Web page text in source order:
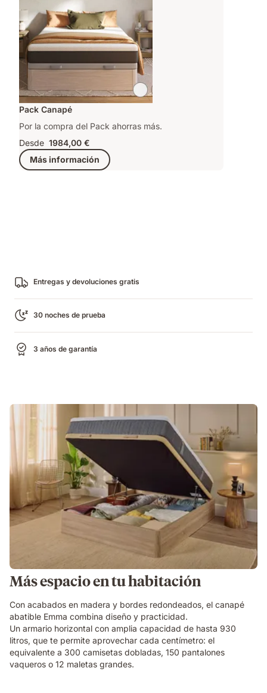
Pack Canapé
Por la compra del Pack ahorras más.
Desde 1984,00 €
Más información
Entregas y devoluciones gratis
30 noches de prueba
3 años de garantía
Más espacio en tu habitación
Con acabados en madera y bordes redondeados, el canapé
abatible Emma combina diseño y practicidad.
Un armario horizontal con amplia capacidad de hasta 930
litros, que te permite aprovechar cada centímetro: el
equivalente a 300 camisetas dobladas, 150 pantalones
vaqueros o 12 maletas grandes.